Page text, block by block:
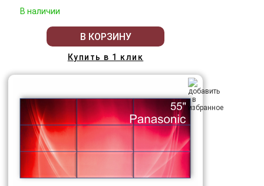
В наличии
В КОРЗИНУ
Купить в 1 клик